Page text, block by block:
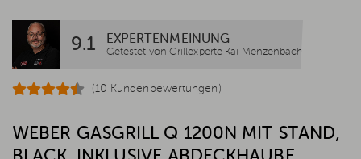
9.1 EXPERTENMEINUNG
Getestet von Grillexperte Kai Menzenbach
(10 Kundenbewertungen)
WEBER GASGRILL Q 1200N MIT STAND,